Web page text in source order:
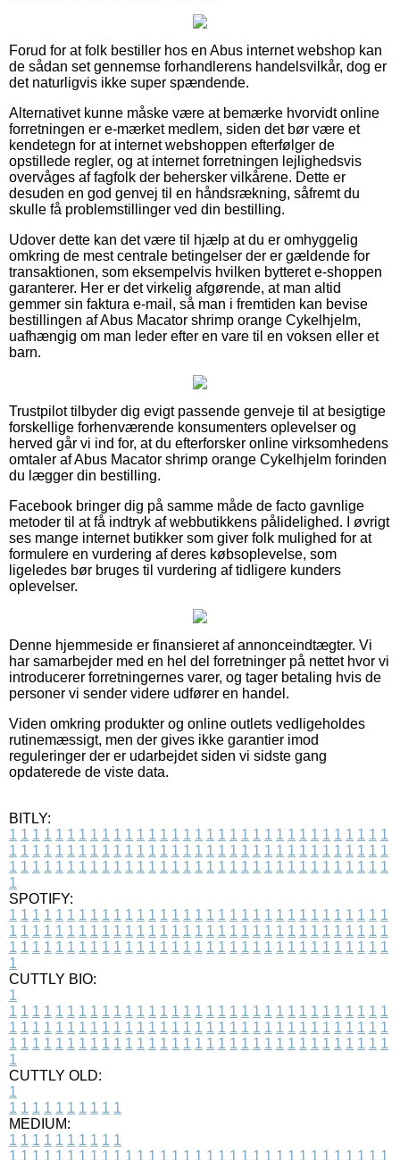
Forud for at folk bestiller hos en Abus internet webshop kan
de sådan set gennemse forhandlerens handelsvilkår, dog er
det naturligvis ikke super spændende.
Alternativet kunne måske være at bemærke hvorvidt online
forretningen er e-mærket medlem, siden det bør være et
kendetegn for at internet webshoppen efterfølger de
opstillede regler, og at internet forretningen lejlighedsvis
overvåges af fagfolk der behersker vilkårene. Dette er
desuden en god genvej til en håndsrækning, såfremt du
skulle få problemstillinger ved din bestilling.
Udover dette kan det være til hjælp at du er omhyggelig
omkring de mest centrale betingelser der er gældende for
transaktionen, som eksempelvis hvilken bytteret e-shoppen
garanterer. Her er det virkelig afgørende, at man altid
gemmer sin faktura e-mail, så man i fremtiden kan bevise
bestillingen af Abus Macator shrimp orange Cykelhjelm,
uafhængig om man leder efter en vare til en voksen eller et
barn.
Trustpilot tilbyder dig evigt passende genveje til at besigtige
forskellige forhenværende konsumenters oplevelser og
herved går vi ind for, at du efterforsker online virksomhedens
omtaler af Abus Macator shrimp orange Cykelhjelm forinden
du lægger din bestilling.
Facebook bringer dig på samme måde de facto gavnlige
metoder til at få indtryk af webbutikkens pålidelighed. I øvrigt
ses mange internet butikker som giver folk mulighed for at
formulere en vurdering af deres købsoplevelse, som
ligeledes bør bruges til vurdering af tidligere kunders
oplevelser.
Denne hjemmeside er finansieret af annonceindtægter. Vi
har samarbejder med en hel del forretninger på nettet hvor vi
introducerer forretningernes varer, og tager betaling hvis de
personer vi sender videre udfører en handel.
Viden omkring produkter og online outlets vedligeholdes
rutinemæssigt, men der gives ikke garantier imod
reguleringer der er udarbejdet siden vi sidste gang
opdaterede de viste data.
BITLY:
1 1 1 1 1 1 1 1 1 1 1 1 1 1 1 1 1 1 1 1 1 1 1 1 1 1 1 1 1 1 1 1 1
1 1 1 1 1 1 1 1 1 1 1 1 1 1 1 1 1 1 1 1 1 1 1 1 1 1 1 1 1 1 1 1 1
1 1 1 1 1 1 1 1 1 1 1 1 1 1 1 1 1 1 1 1 1 1 1 1 1 1 1 1 1 1 1 1 1
1
SPOTIFY:
1 1 1 1 1 1 1 1 1 1 1 1 1 1 1 1 1 1 1 1 1 1 1 1 1 1 1 1 1 1 1 1 1
1 1 1 1 1 1 1 1 1 1 1 1 1 1 1 1 1 1 1 1 1 1 1 1 1 1 1 1 1 1 1 1 1
1 1 1 1 1 1 1 1 1 1 1 1 1 1 1 1 1 1 1 1 1 1 1 1 1 1 1 1 1 1 1 1 1
1
CUTTLY BIO:
1
1 1 1 1 1 1 1 1 1 1 1 1 1 1 1 1 1 1 1 1 1 1 1 1 1 1 1 1 1 1 1 1 1
1 1 1 1 1 1 1 1 1 1 1 1 1 1 1 1 1 1 1 1 1 1 1 1 1 1 1 1 1 1 1 1 1
1 1 1 1 1 1 1 1 1 1 1 1 1 1 1 1 1 1 1 1 1 1 1 1 1 1 1 1 1 1 1 1 1
1
CUTTLY OLD:
1
1 1 1 1 1 1 1 1 1 1
MEDIUM:
1 1 1 1 1 1 1 1 1 1
1 1 1 1 1 1 1 1 1 1 1 1 1 1 1 1 1 1 1 1 1 1 1 1 1 1 1 1 1 1 1 1 1